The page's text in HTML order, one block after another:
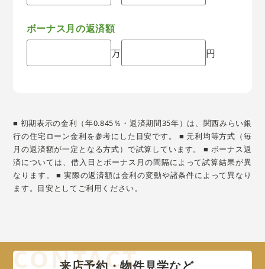
ボーナス月の返済額
万
円
■ 初期表示の金利（年0.845％・返済期間35年）は、関西みらい銀
行の住宅ローン金利を参考にした目安です。 ■ 元利均等方式（毎
月の返済額が一定となる方式）で試算しています。 ■ ボーナス返
済については、借入日とボーナス月の間隔によって試算結果が異
なります。 ■ 実際の返済額は金利の変動や諸条件によって異なり
ます。目安としてご利用ください。
来店予約・物件見学など、